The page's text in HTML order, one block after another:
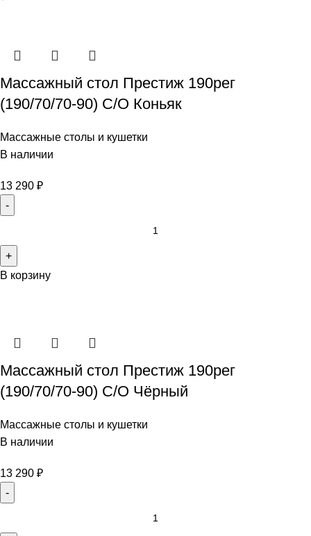
Массажный стол Престиж 190рег
(190/70/70-90) С/О Коньяк
Массажные столы и кушетки
В наличии
13 290 ₽
В корзину
Массажный стол Престиж 190рег
(190/70/70-90) С/О Чёрный
Массажные столы и кушетки
В наличии
13 290 ₽